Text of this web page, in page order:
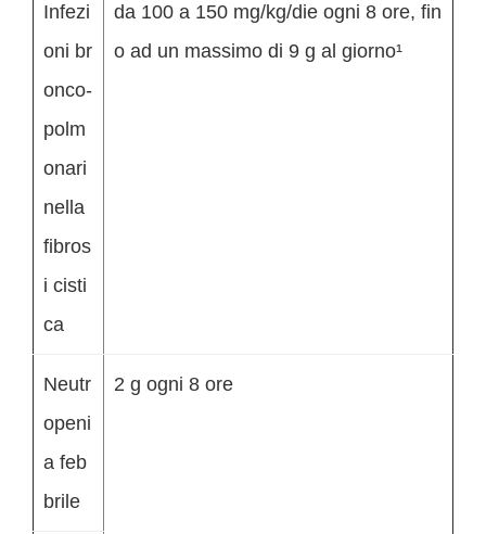
Infezi
oni br
onco-
polm
onari
nella
fibros
i cisti
ca
da 100 a 150 mg/kg/die ogni 8 ore, fin
o ad un massimo di 9 g al giorno¹
Neutr
openi
a feb
brile
2 g ogni 8 ore